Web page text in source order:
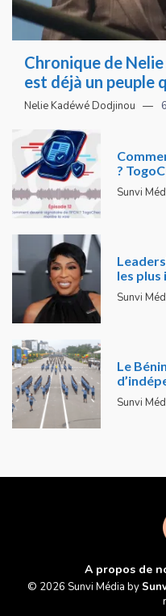
Chronique de
est déjà un peuple
Nelie Kadéwé Dodjinou
?
Sunvi
les plus
Sunvi
Le
Sunvi
A propos de
© 2026 Sunvi Média by